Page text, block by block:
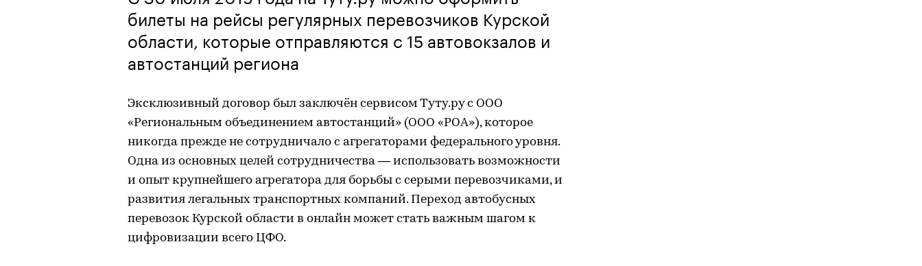
билеты на рейсы регулярных перевозчиков Курской
области, которые отправляются с 15 автовокзалов и
автостанций региона
Эксклюзивный договор был заключён сервисом Туту.ру с ООО
«Региональным объединением автостанций» (ООО «РОА»), которое
никогда прежде не сотрудничало с агрегаторами федерального уровня.
Одна из основных целей сотрудничества — использовать возможности
и опыт крупнейшего агрегатора для борьбы с серыми перевозчиками, и
развития легальных транспортных компаний. Переход автобусных
перевозок Курской области в онлайн может стать важным шагом к
цифровизации всего ЦФО.